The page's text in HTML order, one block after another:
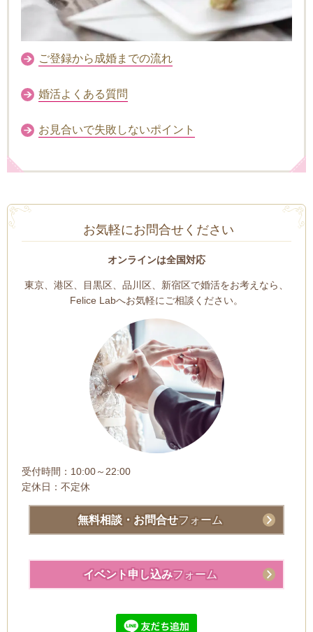
ご登録から成婚までの流れ
婚活よくある質問
お見合いで失敗しないポイント
お気軽にお問合せください
オンラインは全国対応
東京、港区、目黒区、品川区、新宿区で婚活をお考えなら、
Felice Labへお気軽にご相談ください。
受付時間：10:00～22:00
定休日：不定休
無料相談・お問合せフォーム
イベント申し込みフォーム